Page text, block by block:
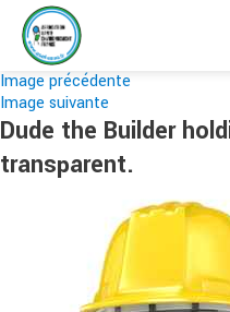
Image précédente
Image suivante
Dude the Builder
transparent.